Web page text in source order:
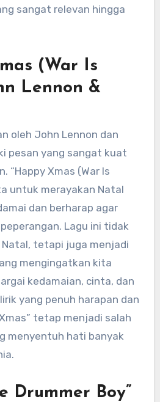
sangat relevan hingga
(War Is
Lennon &
oleh John Lennon dan
pesan yang sangat kuat
“Happy Xmas (War Is
untuk merayakan Natal
dan berharap agar
Lagu ini tidak
tetapi juga menjadi
mengingatkan kita
kedamaian, cinta, dan
yang penuh harapan dan
tetap menjadi salah
menyentuh hati banyak
Drummer Boy”